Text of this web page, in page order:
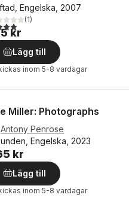
Engelska, 2007
utav 5 stjärnor. Totalt antal röster:
(1)
kr
Lägg till
inom 5-8 vardagar
Miller: Photographs
Antony Penrose
Engelska, 2023
kr
Lägg till
inom 5-8 vardagar